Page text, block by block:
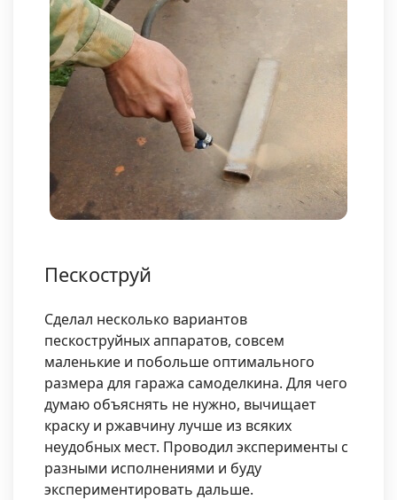
Пескоструй
Сделал несколько вариантов
пескоструйных аппаратов, совсем
маленькие и побольше оптимального
размера для гаража самоделкина. Для чего
думаю объяснять не нужно, вычищает
краску и ржавчину лучше из всяких
неудобных мест. Проводил эксперименты с
разными исполнениями и буду
экспериментировать дальше.